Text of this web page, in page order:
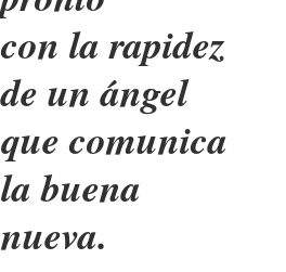
con la rapidez
de un ángel
que comunica
la buena
nueva.